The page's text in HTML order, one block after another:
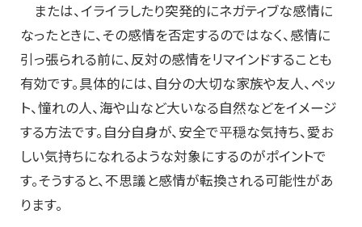
または、イライラしたり突発的にネガティブな感情に
なったときに、その感情を否定するのではなく、感情に
引っ張られる前に、反対の感情をリマインドすることも
有効です。具体的には、自分の大切な家族や友人、ペッ
ト、憧れの人、海や山など大いなる自然などをイメージ
する方法です。自分自身が、安全で平穏な気持ち、愛お
しい気持ちになれるような対象にするのがポイントで
す。そうすると、不思議と感情が転換される可能性があ
ります。